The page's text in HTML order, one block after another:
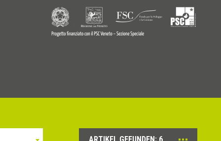
© Copyright 2026 - Profilitec S.p.A - All right reserved